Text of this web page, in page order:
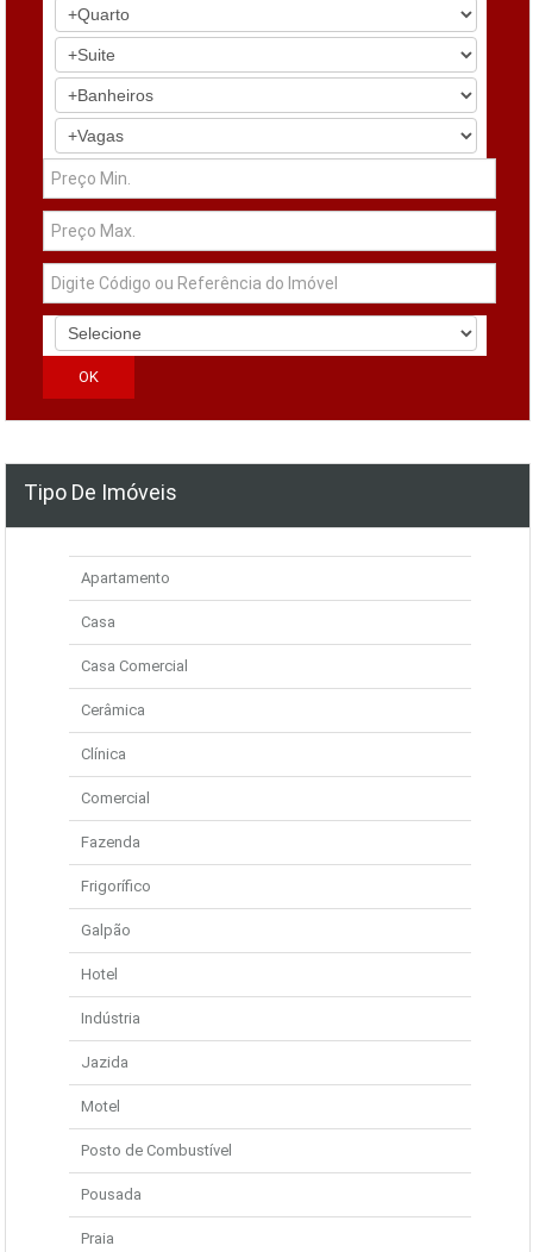
Tipo De Imóveis
Apartamento
Casa
Casa Comercial
Cerâmica
Clínica
Comercial
Fazenda
Frigorífico
Galpão
Hotel
Indústria
Jazida
Motel
Posto de Combustível
Pousada
Praia